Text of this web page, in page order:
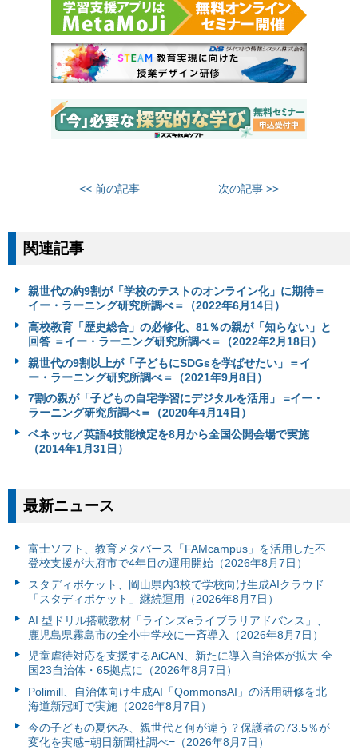
<< 前の記事 次の記事 >>
関連記事
親世代の約9割が「学校のテストのオンライン化」に期待＝
イー・ラーニング研究所調べ＝（2022年6月14日）
高校教育「歴史総合」の必修化、81％の親が「知らない」と
回答 ＝イー・ラーニング研究所調べ＝（2022年2月18日）
親世代の9割以上が「子どもにSDGsを学ばせたい」＝イ
ー・ラーニング研究所調べ＝（2021年9月8日）
7割の親が「子どもの自宅学習にデジタルを活用」 =イー・
ラーニング研究所調べ＝（2020年4月14日）
ベネッセ／英語4技能検定を8月から全国公開会場で実施
（2014年1月31日）
最新ニュース
富⼠ソフト、教育メタバース「FAMcampus」を活用した不
登校支援が大府市で4年目の運用開始（2026年8月7日）
スタディポケット、岡山県内3校で学校向け生成AIクラウド
「スタディポケット」継続運用（2026年8月7日）
AI 型ドリル搭載教材「ラインズeライブラリアドバンス」、
鹿児島県霧島市の全小中学校に一斉導入（2026年8月7日）
児童虐待対応を支援するAiCAN、新たに導入自治体が拡大 全
国23自治体・65拠点に（2026年8月7日）
Polimill、自治体向け生成AI「QommonsAI」の活用研修を北
海道新冠町で実施（2026年8月7日）
今の子どもの夏休み、親世代と何が違う？保護者の73.5％が
変化を実感=朝日新聞社調べ=（2026年8月7日）